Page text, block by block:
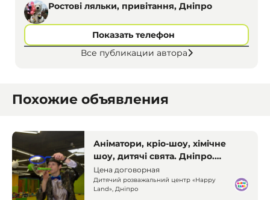
Ростові ляльки, привітання, Дніпро
Показать телефон
Все публикации автора
Похожие объявления
Аніматори, кріо-шоу, хімічне
шоу, дитячі свята. Дніпро.
Аніматори
Цена договорная
Дитячий розважальний центр «Happy
Land», Дніпро